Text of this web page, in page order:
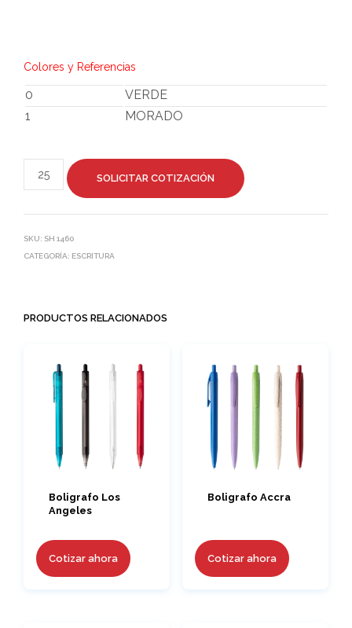
Colores y Referencias
0
VERDE
1
MORADO
SOLICITAR COTIZACIÓN
SKU: SH 1460
CATEGORÍA: ESCRITURA
PRODUCTOS RELACIONADOS
Boligrafo Los
Angeles
Cotizar ahora
Boligrafo Accra
Cotizar ahora